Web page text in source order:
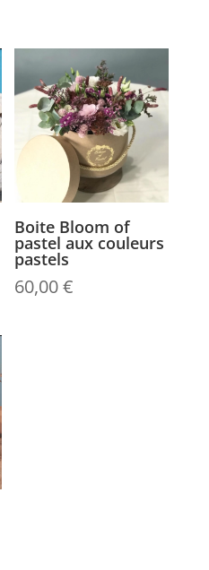
Boite Bloom of
pastel aux couleurs
pastels
60,00€